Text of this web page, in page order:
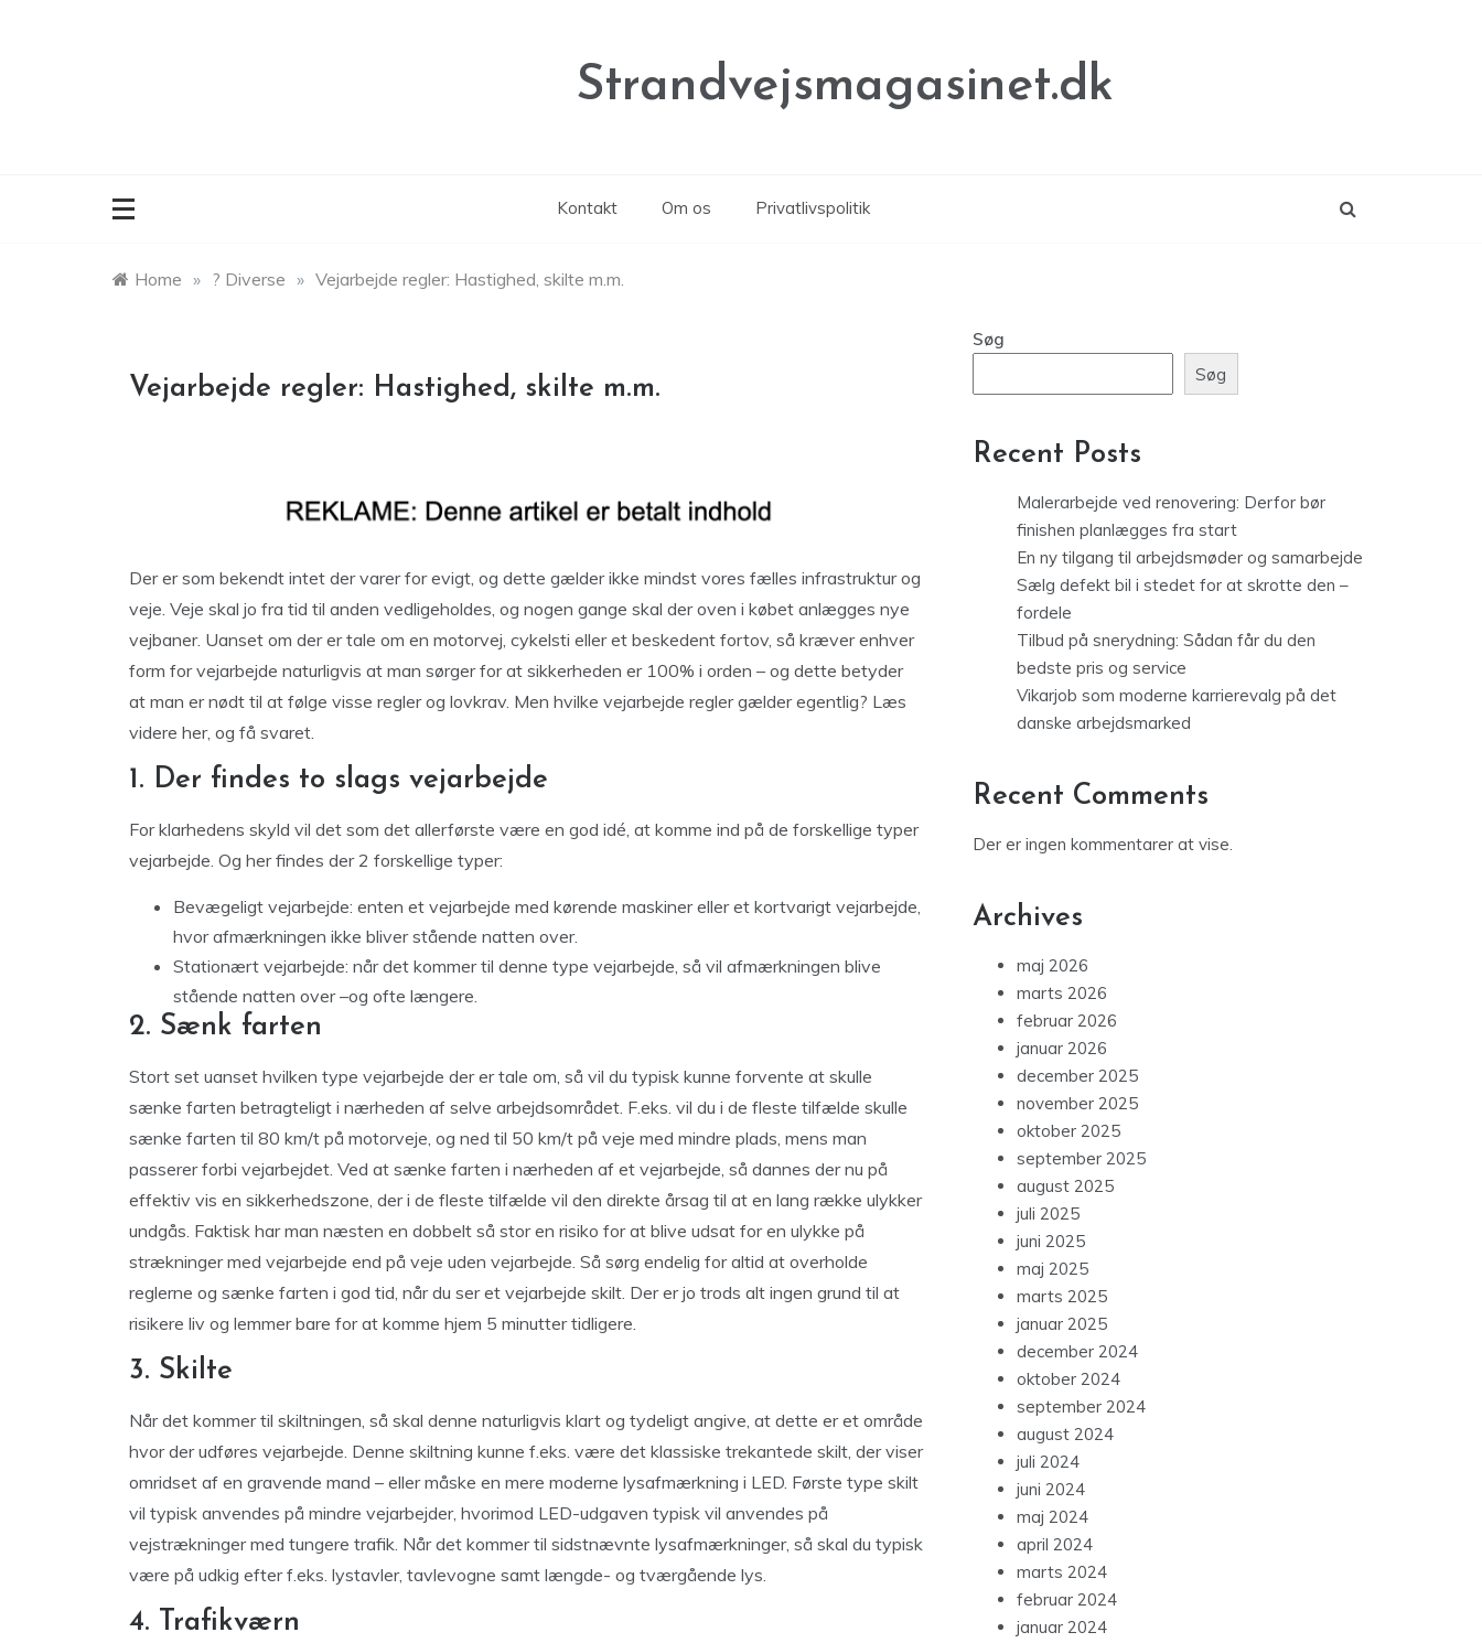
Strandvejsmagasinet.dk
Kontakt Om os Privatlivspolitik
Home » ? Diverse » Vejarbejde regler: Hastighed, skilte m.m.
Vejarbejde regler: Hastighed, skilte m.m.
Der er som bekendt intet der varer for evigt, og dette gælder ikke mindst vores fælles infrastruktur og
veje. Veje skal jo fra tid til anden vedligeholdes, og nogen gange skal der oven i købet anlægges nye
vejbaner. Uanset om der er tale om en motorvej, cykelsti eller et beskedent fortov, så kræver enhver
form for vejarbejde naturligvis at man sørger for at sikkerheden er 100% i orden – og dette betyder
at man er nødt til at følge visse regler og lovkrav. Men hvilke vejarbejde regler gælder egentlig? Læs
videre her, og få svaret.
1. Der findes to slags vejarbejde
For klarhedens skyld vil det som det allerførste være en god idé, at komme ind på de forskellige typer
vejarbejde. Og her findes der 2 forskellige typer:
Bevægeligt vejarbejde: enten et vejarbejde med kørende maskiner eller et kortvarigt vejarbejde,
hvor afmærkningen ikke bliver stående natten over.
Stationært vejarbejde: når det kommer til denne type vejarbejde, så vil afmærkningen blive
stående natten over –og ofte længere.
2. Sænk farten
Stort set uanset hvilken type vejarbejde der er tale om, så vil du typisk kunne forvente at skulle
sænke farten betragteligt i nærheden af selve arbejdsområdet. F.eks. vil du i de fleste tilfælde skulle
sænke farten til 80 km/t på motorveje, og ned til 50 km/t på veje med mindre plads, mens man
passerer forbi vejarbejdet. Ved at sænke farten i nærheden af et vejarbejde, så dannes der nu på
effektiv vis en sikkerhedszone, der i de fleste tilfælde vil den direkte årsag til at en lang række ulykker
undgås. Faktisk har man næsten en dobbelt så stor en risiko for at blive udsat for en ulykke på
strækninger med vejarbejde end på veje uden vejarbejde. Så sørg endelig for altid at overholde
reglerne og sænke farten i god tid, når du ser et vejarbejde skilt. Der er jo trods alt ingen grund til at
risikere liv og lemmer bare for at komme hjem 5 minutter tidligere.
3. Skilte
Når det kommer til skiltningen, så skal denne naturligvis klart og tydeligt angive, at dette er et område
hvor der udføres vejarbejde. Denne skiltning kunne f.eks. være det klassiske trekantede skilt, der viser
omridset af en gravende mand – eller måske en mere moderne lysafmærkning i LED. Første type skilt
vil typisk anvendes på mindre vejarbejder, hvorimod LED-udgaven typisk vil anvendes på
vejstrækninger med tungere trafik. Når det kommer til sidstnævnte lysafmærkninger, så skal du typisk
være på udkig efter f.eks. lystavler, tavlevogne samt længde- og tværgående lys.
4. Trafikværn
Søg
Søg
Recent Posts
Malerarbejde ved renovering: Derfor bør
finishen planlægges fra start
En ny tilgang til arbejdsmøder og samarbejde
Sælg defekt bil i stedet for at skrotte den –
fordele
Tilbud på snerydning: Sådan får du den
bedste pris og service
Vikarjob som moderne karrierevalg på det
danske arbejdsmarked
Recent Comments
Der er ingen kommentarer at vise.
Archives
maj 2026
marts 2026
februar 2026
januar 2026
december 2025
november 2025
oktober 2025
september 2025
august 2025
juli 2025
juni 2025
maj 2025
marts 2025
januar 2025
december 2024
oktober 2024
september 2024
august 2024
juli 2024
juni 2024
maj 2024
april 2024
marts 2024
februar 2024
januar 2024